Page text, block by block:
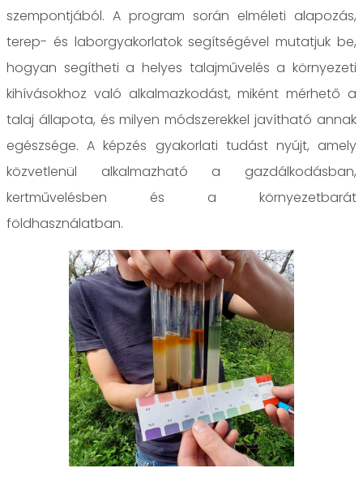
szempontjából. A program során elméleti alapozás,
terep- és laborgyakorlatok segítségével mutatjuk be,
hogyan segítheti a helyes talajművelés a környezeti
kihívásokhoz való alkalmazkodást, miként mérhető a
talaj állapota, és milyen módszerekkel javítható annak
egészsége. A képzés gyakorlati tudást nyújt, amely
közvetlenül alkalmazható a gazdálkodásban,
kertművelésben és a környezetbarát
földhasználatban.